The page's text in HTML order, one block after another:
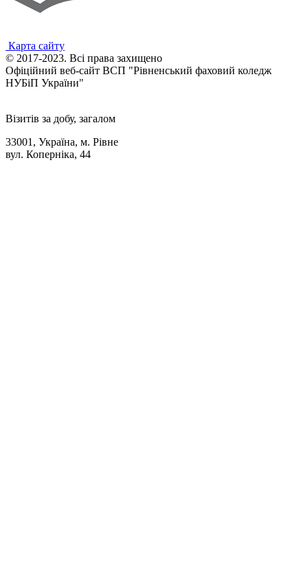
Карта сайту
© 2017-2023. Всі права захищено
Офіційний веб-сайт ВСП "Рівненський фаховий коледж
НУБіП України"
Візитів за добу, загалом
33001, Україна, м. Рівне
вул. Коперніка, 44